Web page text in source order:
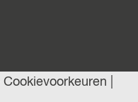
Cookievoorkeuren